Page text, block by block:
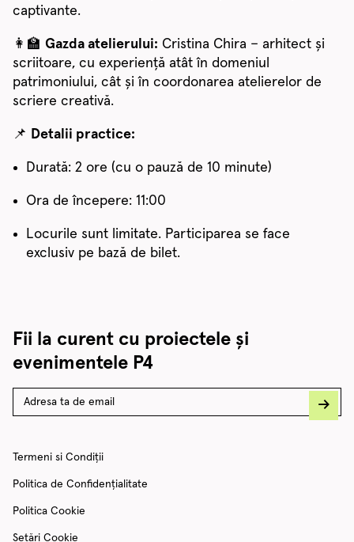
captivante.
👩‍🏫 Gazda atelierului: Cristina Chira – arhitect și
scriitoare, cu experiență atât în domeniul
patrimoniului, cât și în coordonarea atelierelor de
scriere creativă.
📌 Detalii practice:
Durată: 2 ore (cu o pauză de 10 minute)
Ora de începere: 11:00
Locurile sunt limitate. Participarea se face
exclusiv pe bază de bilet.
Fii la curent cu proiectele și
evenimentele P4
Termeni si Condiții
Politica de Confidențialitate
Politica Cookie
Setări Cookie